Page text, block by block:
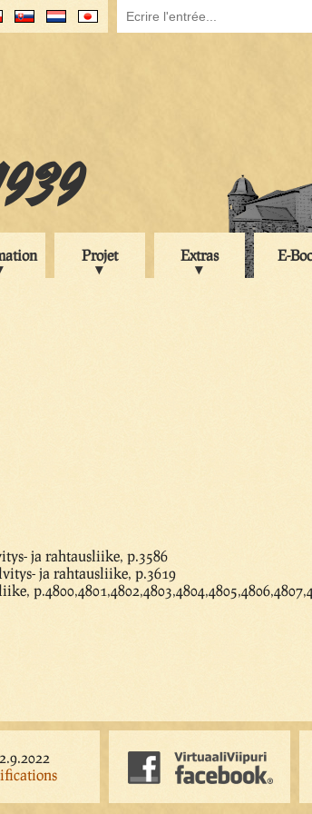
Projet Extras E-
ja rahtausliike, p.3586
ja rahtausliike, p.3619